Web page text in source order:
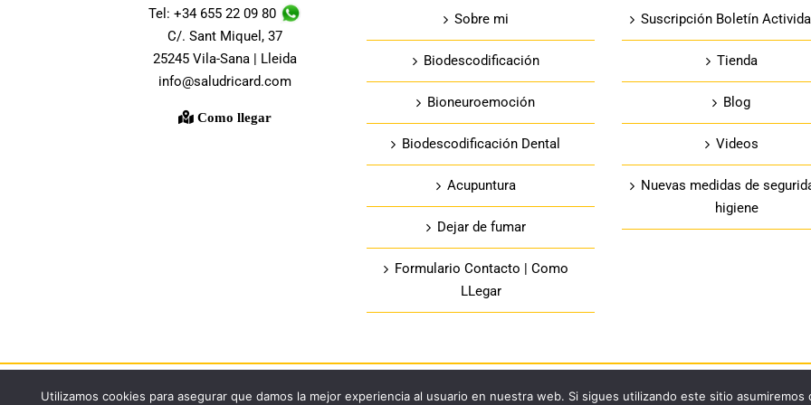
Tel: +34 655 22 09 80
C/. Sant Miquel, 37
25245 Vila-Sana | Lleida
info@saludricard.com
Como llegar
Sobre mi
Biodescodificación
Bioneuroemoción
Biodescodificación Dental
Acupuntura
Dejar de fumar
Formulario Contacto | Como
LLegar
Suscripción Boletín
Tienda
Blog
Videos
Nuevas medidas de
higiene
© Copyright 2018 -2026 |Salud Ricard| All Rights Reserved |Política de privacidad|Aviso legal|Política de cookies |Política de devoluciones
Utilizamos cookies para asegurar que damos la mejor experiencia al usuario en nuestra web. Si sigues utilizando este sitio asumiremos